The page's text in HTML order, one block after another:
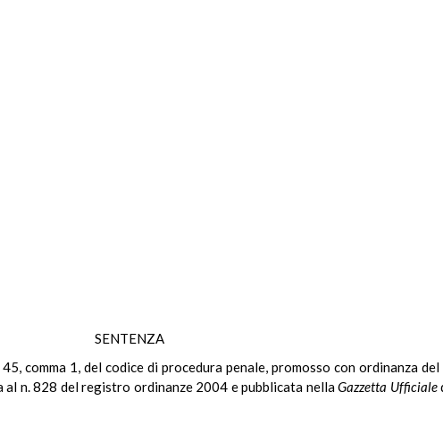
SENTENZA
comma 1, del codice di procedura penale, promosso con ordinanza
al n. 828 del registro ordinanze 2004 e pubblicata nellaGazzetta Ufficiale